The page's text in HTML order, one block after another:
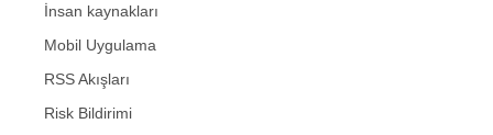
İnsan kaynakları
Mobil Uygulama
RSS Akışları
Risk Bildirimi